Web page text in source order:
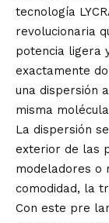
tecnología
revolucionaria
potencia ligera
exactamente
una dispersión
misma
La dispersión
exterior de las
modeladores o
comodidad, la
Con este pre